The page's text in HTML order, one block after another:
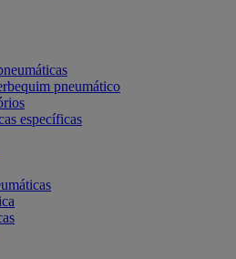
pneumático
específicas